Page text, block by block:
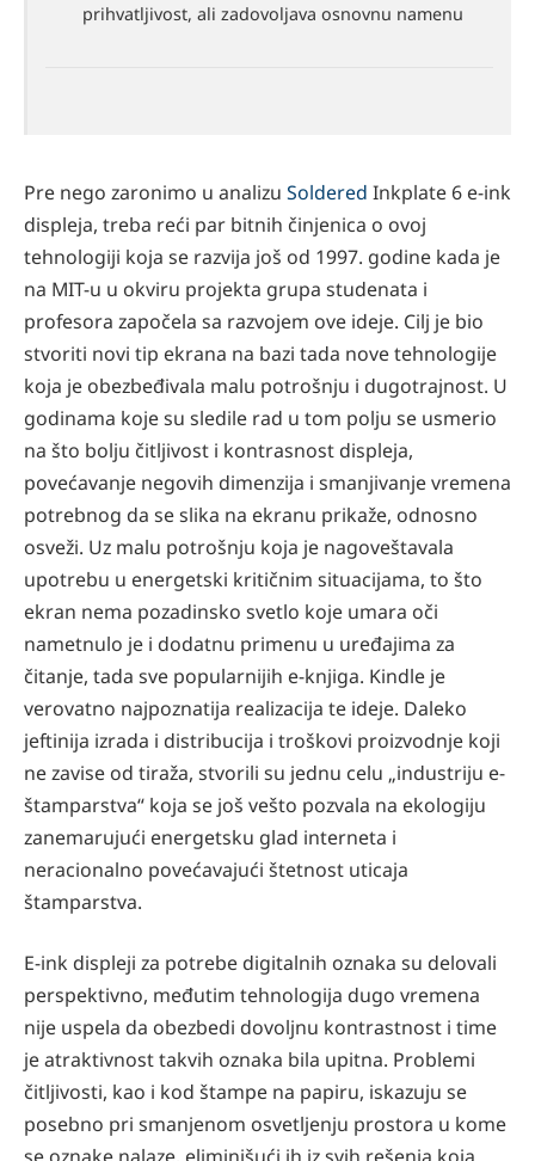
prihvatljivost, ali zadovoljava osnovnu namenu
Pre nego zaronimo u analizu Soldered Inkplate 6 e-ink
displeja, treba reći par bitnih činjenica o ovoj
tehnologiji koja se razvija još od 1997. godine kada je
na MIT-u u okviru projekta grupa studenata i
profesora započela sa razvojem ove ideje. Cilj je bio
stvoriti novi tip ekrana na bazi tada nove tehnologije
koja je obezbeđivala malu potrošnju i dugotrajnost. U
godinama koje su sledile rad u tom polju se usmerio
na što bolju čitljivost i kontrasnost displeja,
povećavanje negovih dimenzija i smanjivanje vremena
potrebnog da se slika na ekranu prikaže, odnosno
osveži. Uz malu potrošnju koja je nagoveštavala
upotrebu u energetski kritičnim situacijama, to što
ekran nema pozadinsko svetlo koje umara oči
nametnulo je i dodatnu primenu u uređajima za
čitanje, tada sve popularnijih e-knjiga. Kindle je
verovatno najpoznatija realizacija te ideje. Daleko
jeftinija izrada i distribucija i troškovi proizvodnje koji
ne zavise od tiraža, stvorili su jednu celu „industriju e-
štamparstva“ koja se još vešto pozvala na ekologiju
zanemarujući energetsku glad interneta i
neracionalno povećavajući štetnost uticaja
štamparstva.
E-ink displeji za potrebe digitalnih oznaka su delovali
perspektivno, međutim tehnologija dugo vremena
nije uspela da obezbedi dovoljnu kontrastnost i time
je atraktivnost takvih oznaka bila upitna. Problemi
čitljivosti, kao i kod štampe na papiru, iskazuju se
posebno pri smanjenom osvetljenju prostora u kome